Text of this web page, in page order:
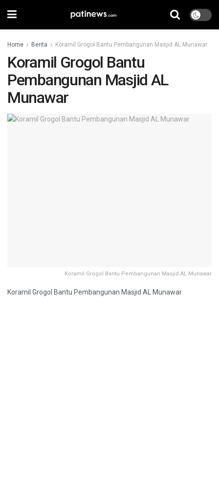
Home Berita Koramil Grogol Bantu Pembangunan Masjid AL Munawar
Koramil Grogol Bantu
Pembangunan Masjid AL
Munawar
Koramil Grogol Bantu Pembangunan Masjid AL Munawar
Koramil Grogol Bantu Pembangunan Masjid AL Munawar